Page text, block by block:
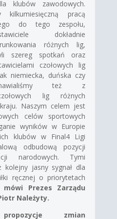
klubów zawodowych.
kilkumiesięczną pracą
do tego zespołu,
dokładnie
różnych lig,
szereg spotkań oraz
czołowych lig
niemiecka, duńska czy
też z
lig różnych
Naszym celem jest
celów sportowych
wyników w Europie
klubów w Final4 Ligi
odbudową pozycji
narodowych. Tymi
kolejny jasny sygnał dla
ręcznej o priorytetach
mówi Prezes Zarządu
Należyty.
zmian